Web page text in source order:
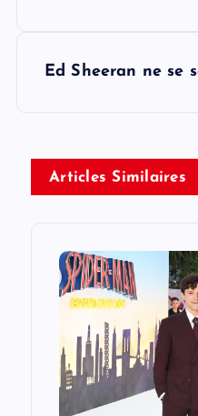
n
a
Ed Sheeran ne se
Articles Similaires